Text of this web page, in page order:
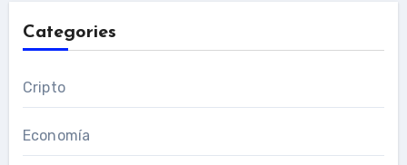
Categories
Cripto
Economía